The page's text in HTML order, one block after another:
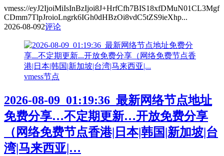
vmess://eyJ2IjoiMiIsInBzIjoi8J+HrfCfh7BIS18xfDMuN01CL3Mgf
CDmm7TlpJroioLngrk6IGh0dHBzOi8vdC5tZS9ieXhp...
2026-08-092评论
vmess节点
2026-08-09_01:19:36_最新网络节点地址
免费分享…不定期更新…开放免费分享
（网络免费节点香港|日本|韩国|新加坡|台
湾|马来西亚|…